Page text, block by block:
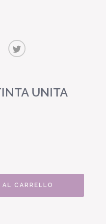
UNITA
CARRELLO